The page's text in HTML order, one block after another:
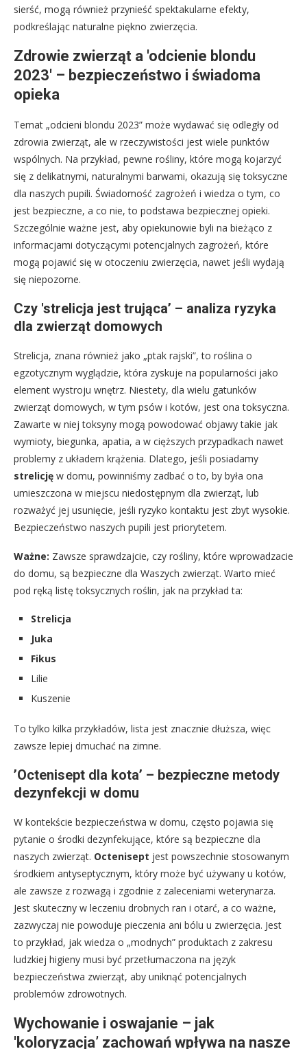
sierść, mogą również przynieść spektakularne efekty,
podkreślając naturalne piękno zwierzęcia.
Zdrowie zwierząt a 'odcienie blondu
2023′ – bezpieczeństwo i świadoma
opieka
Temat „odcieni blondu 2023” może wydawać się odległy od
zdrowia zwierząt, ale w rzeczywistości jest wiele punktów
wspólnych. Na przykład, pewne rośliny, które mogą kojarzyć
się z delikatnymi, naturalnymi barwami, okazują się toksyczne
dla naszych pupili. Świadomość zagrożeń i wiedza o tym, co
jest bezpieczne, a co nie, to podstawa bezpiecznej opieki.
Szczególnie ważne jest, aby opiekunowie byli na bieżąco z
informacjami dotyczącymi potencjalnych zagrożeń, które
mogą pojawić się w otoczeniu zwierzęcia, nawet jeśli wydają
się niepozorne.
Czy 'strelicja jest trująca’ – analiza ryzyka
dla zwierząt domowych
Strelicja, znana również jako „ptak rajski”, to roślina o
egzotycznym wyglądzie, która zyskuje na popularności jako
element wystroju wnętrz. Niestety, dla wielu gatunków
zwierząt domowych, w tym psów i kotów, jest ona toksyczna.
Zawarte w niej toksyny mogą powodować objawy takie jak
wymioty, biegunka, apatia, a w cięższych przypadkach nawet
problemy z układem krążenia. Dlatego, jeśli posiadamy
strelicję w domu, powinniśmy zadbać o to, by była ona
umieszczona w miejscu niedostępnym dla zwierząt, lub
rozważyć jej usunięcie, jeśli ryzyko kontaktu jest zbyt wysokie.
Bezpieczeństwo naszych pupili jest priorytetem.
Ważne: Zawsze sprawdzajcie, czy rośliny, które wprowadzacie
do domu, są bezpieczne dla Waszych zwierząt. Warto mieć
pod ręką listę toksycznych roślin, jak na przykład ta:
Strelicja
Juka
Fikus
Lilie
Kuszenie
To tylko kilka przykładów, lista jest znacznie dłuższa, więc
zawsze lepiej dmuchać na zimne.
’Octenisept dla kota’ – bezpieczne metody
dezynfekcji w domu
W kontekście bezpieczeństwa w domu, często pojawia się
pytanie o środki dezynfekujące, które są bezpieczne dla
naszych zwierząt. Octenisept jest powszechnie stosowanym
środkiem antyseptycznym, który może być używany u kotów,
ale zawsze z rozwagą i zgodnie z zaleceniami weterynarza.
Jest skuteczny w leczeniu drobnych ran i otarć, a co ważne,
zazwyczaj nie powoduje pieczenia ani bólu u zwierzęcia. Jest
to przykład, jak wiedza o „modnych” produktach z zakresu
ludzkiej higieny musi być przetłumaczona na język
bezpieczeństwa zwierząt, aby uniknąć potencjalnych
problemów zdrowotnych.
Wychowanie i oswajanie – jak
'koloryzacja’ zachowań wpływa na nasze